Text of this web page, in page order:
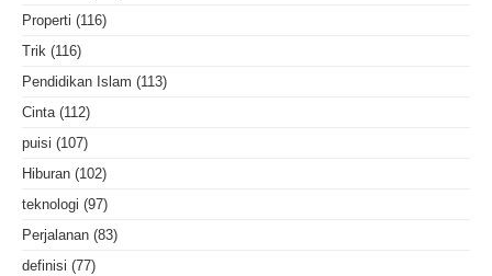
Properti (116)
Trik (116)
Pendidikan Islam (113)
Cinta (112)
puisi (107)
Hiburan (102)
teknologi (97)
Perjalanan (83)
definisi (77)